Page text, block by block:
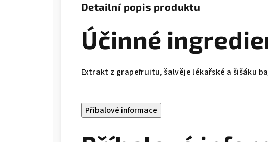
Detailní popis produktu
Účinné
Extrakt z grapefruitu, šalvěje lékařské a šišáku
Příbalové informace